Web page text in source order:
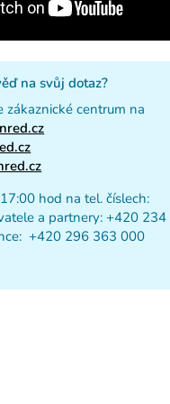
na svůj dotaz?
zákaznické centrum na
hod na tel. číslech:
a partnery: +420
+420 296 363 000